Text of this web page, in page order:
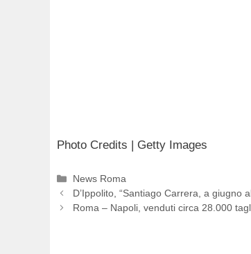
Photo Credits | Getty Images
Categorie
News Roma
D’Ippolito, “Santiago Carrera, a giugno
Roma – Napoli, venduti circa 28.000